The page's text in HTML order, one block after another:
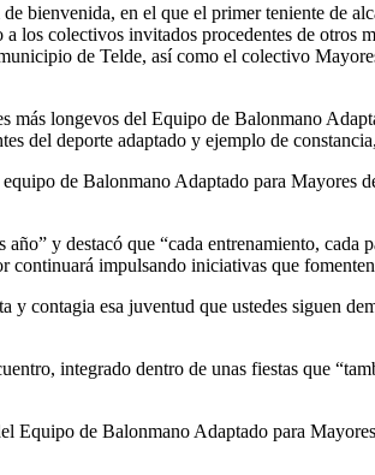
bienvenida, en el que el primer teniente de
los colectivos invitados procedentes de
de Telde, así como el colectivo
más longevos del Equipo de Balonmano
del deporte adaptado y ejemplo de
de Balonmano Adaptado para Mayores
y destacó que “cada entrenamiento, cada
impulsando iniciativas que
contagia esa juventud que ustedes siguen
integrado dentro de unas fiestas que
de Balonmano Adaptado para